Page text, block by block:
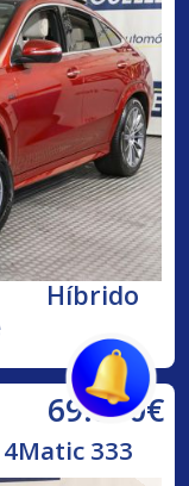
Híbrido
69.890€
4Matic 333